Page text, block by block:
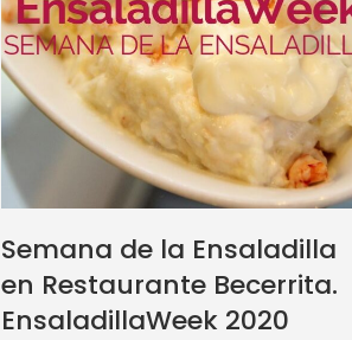
Semana de la Ensaladilla
en Restaurante Becerrita.
EnsaladillaWeek 2020